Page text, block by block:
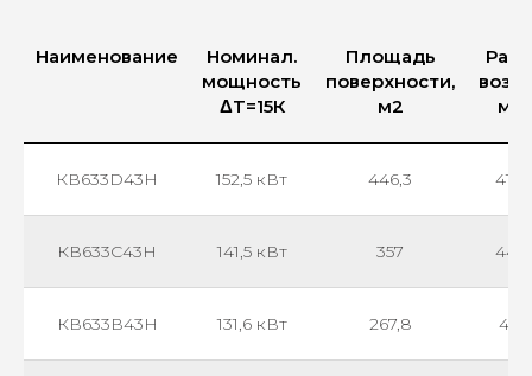
Наименование
Номинал.
мощность
ΔT=15К
Площадь
поверхности,
м2
КВ633D43Н 152,5 кВт 446,3
КВ633С43Н 141,5 кВт 357
КВ633В43Н 131,6 кВт 267,8